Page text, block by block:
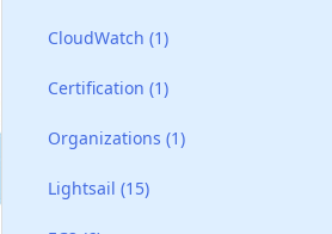
CloudWatch(1)
Certification(1)
Organizations(1)
Lightsail(15)